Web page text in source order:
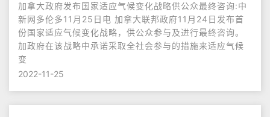
加拿大政府发布国家适应气候变化战略供公众最终咨询:中
新网多伦多11月25日电 加拿大联邦政府11月24日发布首
份国家适应气候变化战略，供公众参与及进行最终咨询。
加政府在该战略中承诺采取全社会参与的措施来适应气候
变
2022-11-25